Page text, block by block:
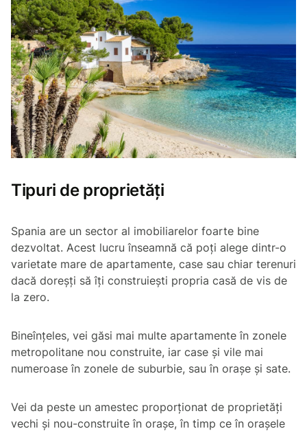
Tipuri de proprietăți
Spania are un sector al imobiliarelor foarte bine
dezvoltat. Acest lucru înseamnă că poți alege dintr-o
varietate mare de apartamente, case sau chiar terenuri
dacă doreșți să îți construiești propria casă de vis de
la zero.
Bineînțeles, vei găsi mai multe apartamente în zonele
metropolitane nou construite, iar case și vile mai
numeroase în zonele de suburbie, sau în orașe și sate.
Vei da peste un amestec proporționat de proprietăți
vechi și nou-construite în orașe, în timp ce în orașele